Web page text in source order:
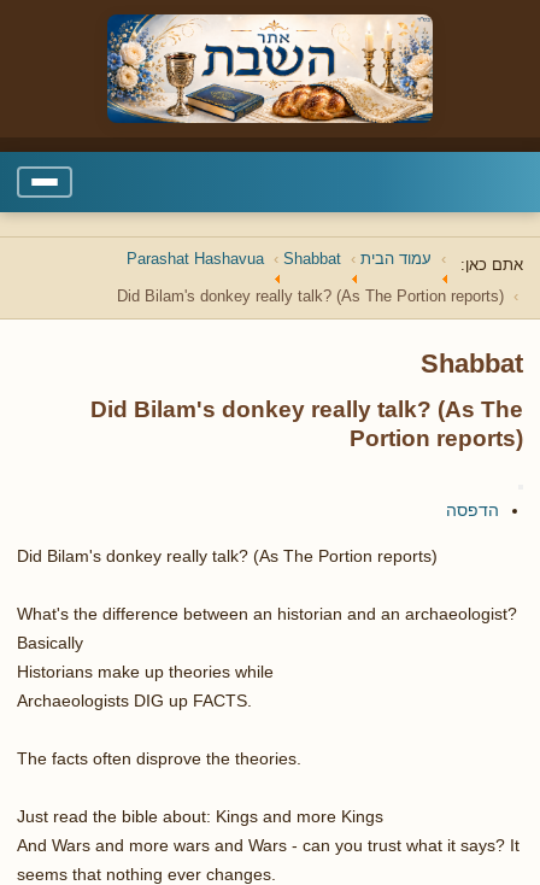
אתם כאן: עמוד הבית Shabbat
Parashat Hashavua
Did Bilam's donkey really talk? (As The Portion reports)
Shabbat
Did Bilam's donkey really talk? (As The
Portion reports)
הדפסה
Did Bilam's donkey really talk? (As The Portion reports)
What's the difference between an historian and an archaeologist?
Basically
Historians make up theories while
Archaeologists DIG up FACTS.
The facts often disprove the theories.
Just read the bible about: Kings and more Kings
And Wars and more wars and Wars - can you trust what it says? It
seems that nothing ever changes.